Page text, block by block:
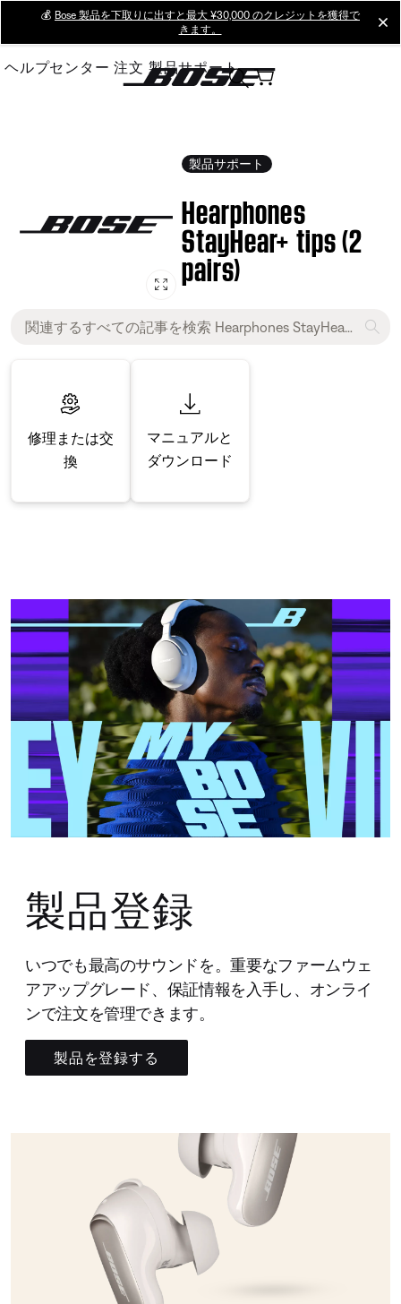
Main
💰 Bose 製品を下取りに出すと最大 ¥30,000 のクレジットを獲得で
きます。
ヘルプセンター 注文 製品サポート
製品サポート
Hearphones
StayHear+ tips (2
pairs)
修理または交
換
マニュアルと
ダウンロード
製品登録
いつでも最高のサウンドを。重要なファームウェ
アアップグレード、保証情報を入手し、オンライ
ンで注文を管理できます。
製品を登録する